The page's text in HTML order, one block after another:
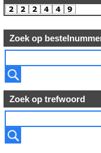
Zoek op
Zoek op trefwoord